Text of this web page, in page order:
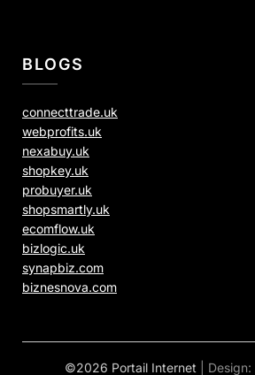
BLOGS
connecttrade.uk
webprofits.uk
nexabuy.uk
shopkey.uk
probuyer.uk
shopsmartly.uk
ecomflow.uk
bizlogic.uk
synapbiz.com
biznesnova.com
©2026 Portail Internet | Design: